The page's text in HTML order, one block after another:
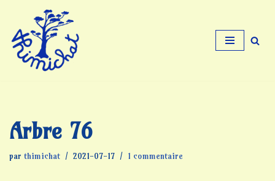
Aller
au
contenu
Arbre 76
par thimichat 2021-07-17 1 commentaire